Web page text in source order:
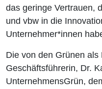
das geringe Vertrauen,
und vbw in die
Unternehmer*innen
Die von den Grünen
Geschäftsführerin, Dr.
UnternehmensGrün,